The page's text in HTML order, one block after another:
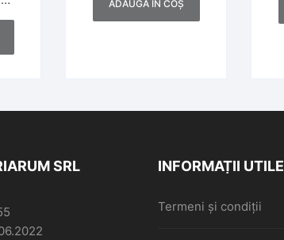
ADAUGĂ ÎN COȘ
SRL INFORMAȚII UTILE
Termeni și condiții